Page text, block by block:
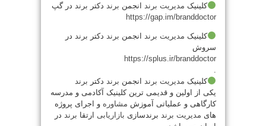
کلینیک مدیریت برند انجمن برند دکتر برند در گپ
https://gap.im/branddoctor
کلینیک مدیریت برند انجمن برند دکتر برند در
سروش
https://splus.ir/branddoctor
کلینیک مدیریت برند انجمن برند دکتر برند
یکی از اولین و قدیمی ترین کلینیک آکادمی و‌ مدرسه
کارگاهی و عملیاتی آموزش مشاوره و اجرای پروژه
های مدیریت برند برندسازی بازاریابی ارتقا برند در